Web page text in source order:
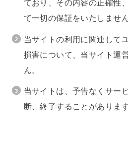
ており、その内容の正確性
て一切の保証をいたしません
当サイトの利用に関連して
損害について、当サイト運
ん。
当サイトは、予告なくサー
断、終了することがあります